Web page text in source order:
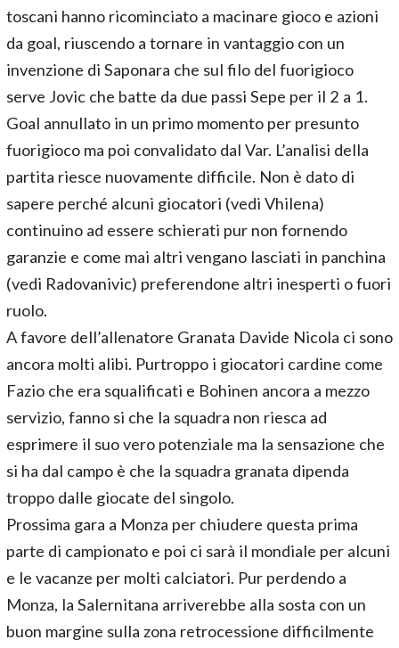
toscani hanno ricominciato a macinare gioco e azioni
da goal, riuscendo a tornare in vantaggio con un
invenzione di Saponara che sul filo del fuorigioco
serve Jovic che batte da due passi Sepe per il 2 a 1.
Goal annullato in un primo momento per presunto
fuorigioco ma poi convalidato dal Var. L’analisi della
partita riesce nuovamente difficile. Non è dato di
sapere perché alcuni giocatori (vedi Vhilena)
continuino ad essere schierati pur non fornendo
garanzie e come mai altri vengano lasciati in panchina
(vedi Radovanivic) preferendone altri inesperti o fuori
ruolo.
A favore dell’allenatore Granata Davide Nicola ci sono
ancora molti alibi. Purtroppo i giocatori cardine come
Fazio che era squalificati e Bohinen ancora a mezzo
servizio, fanno si che la squadra non riesca ad
esprimere il suo vero potenziale ma la sensazione che
si ha dal campo è che la squadra granata dipenda
troppo dalle giocate del singolo.
Prossima gara a Monza per chiudere questa prima
parte di campionato e poi ci sarà il mondiale per alcuni
e le vacanze per molti calciatori. Pur perdendo a
Monza, la Salernitana arriverebbe alla sosta con un
buon margine sulla zona retrocessione difficilmente